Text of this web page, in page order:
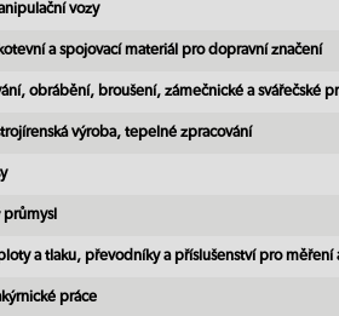
vozy
a spojovací materiál pro dopravní značení
obrábění, broušení, zámečnické a svářečské
výroba, tepelné zpracování
průmysl
a tlaku, převodníky a příslušenství pro měření
práce